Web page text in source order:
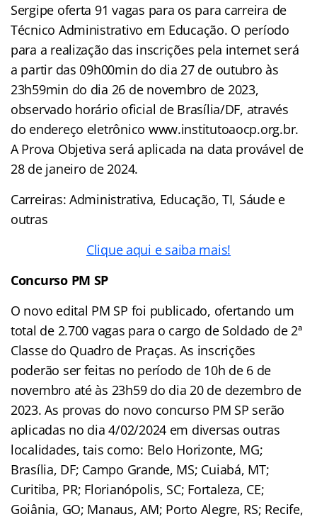
Sergipe oferta 91 vagas para os para carreira de
Técnico Administrativo em Educação. O período
para a realização das inscrições pela internet será
a partir das 09h00min do dia 27 de outubro às
23h59min do dia 26 de novembro de 2023,
observado horário oficial de Brasília/DF, através
do endereço eletrônico www.institutoaocp.org.br.
A Prova Objetiva será aplicada na data provável de
28 de janeiro de 2024.
Carreiras: Administrativa, Educação, TI, Sáude e
outras
Clique aqui e saiba mais!
Concurso PM SP
O novo edital PM SP foi publicado, ofertando um
total de 2.700 vagas para o cargo de Soldado de 2ª
Classe do Quadro de Praças. As inscrições
poderão ser feitas no período de 10h de 6 de
novembro até às 23h59 do dia 20 de dezembro de
2023. As provas do novo concurso PM SP serão
aplicadas no dia 4/02/2024 em diversas outras
localidades, tais como: Belo Horizonte, MG;
Brasília, DF; Campo Grande, MS; Cuiabá, MT;
Curitiba, PR; Florianópolis, SC; Fortaleza, CE;
Goiânia, GO; Manaus, AM; Porto Alegre, RS; Recife,